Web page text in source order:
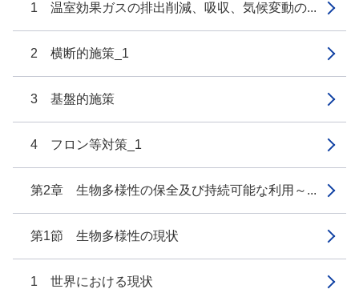
1 温室効果ガスの排出削減、吸収、気候変動の...
2 横断的施策_1
3 基盤的施策
4 フロン等対策_1
第2章 生物多様性の保全及び持続可能な利用～...
第1節 生物多様性の現状
1 世界における現状